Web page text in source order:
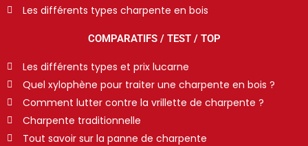
Les différents types charpente en bois
COMPARATIFS / TEST / TOP
Les différents types et prix lucarne
Quel xylophène pour traiter une charpente en bois ?
Comment lutter contre la vrillette de charpente ?
Charpente traditionnelle
Tout savoir sur la panne de charpente